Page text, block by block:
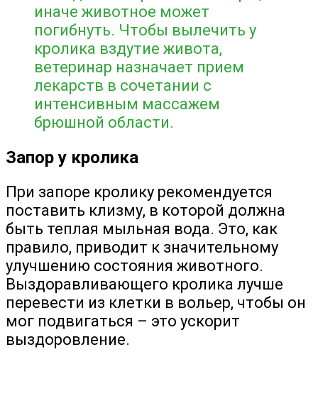
иначе животное может
погибнуть. Чтобы вылечить у
кролика вздутие живота,
ветеринар назначает прием
лекарств в сочетании с
интенсивным массажем
брюшной области.
Запор у кролика
При запоре кролику рекомендуется
поставить клизму, в которой должна
быть теплая мыльная вода. Это, как
правило, приводит к значительному
улучшению состояния животного.
Выздоравливающего кролика лучше
перевести из клетки в вольер, чтобы он
мог подвигаться – это ускорит
выздоровление.